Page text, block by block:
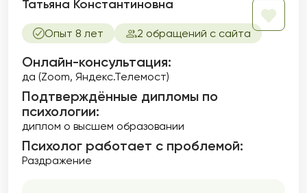
Татьяна Константиновна
Опыт 8 лет 2 обращений с сайта
Онлайн-консультация:
да (Zoom, Яндекс.Телемост)
Подтверждённые дипломы по
психологии:
диплом о высшем образовании
Психолог работает с проблемой:
Раздражение